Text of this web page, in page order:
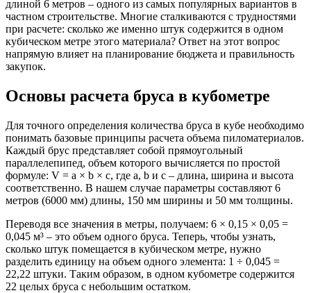
длиной 6 метров – одного из самых популярных вариантов в
частном строительстве. Многие сталкиваются с трудностями
при расчете: сколько же именно штук содержится в одном
кубическом метре этого материала? Ответ на этот вопрос
напрямую влияет на планирование бюджета и правильность
закупок.
Основы расчета бруса в кубометре
Для точного определения количества бруса в кубе необходимо
понимать базовые принципы расчета объема пиломатериалов.
Каждый брус представляет собой прямоугольный
параллелепипед, объем которого вычисляется по простой
формуле: V = a × b × c, где a, b и c – длина, ширина и высота
соответственно. В нашем случае параметры составляют 6
метров (6000 мм) длины, 150 мм ширины и 50 мм толщины.
Переводя все значения в метры, получаем: 6 × 0,15 × 0,05 =
0,045 м³ – это объем одного бруса. Теперь, чтобы узнать,
сколько штук помещается в кубическом метре, нужно
разделить единицу на объем одного элемента: 1 ÷ 0,045 =
22,22 штуки. Таким образом, в одном кубометре содержится
22 целых бруса с небольшим остатком.